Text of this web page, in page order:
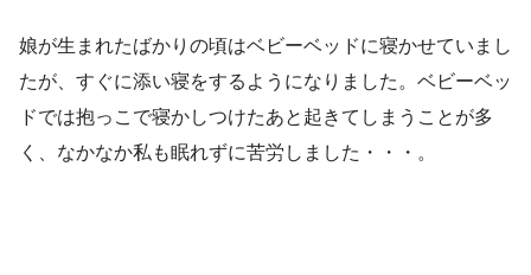
娘が生まれたばかりの頃はベビーベッドに寝かせていまし
たが、すぐに添い寝をするようになりました。ベビーベッ
ドでは抱っこで寝かしつけたあと起きてしまうことが多
く、なかなか私も眠れずに苦労しました・・・。